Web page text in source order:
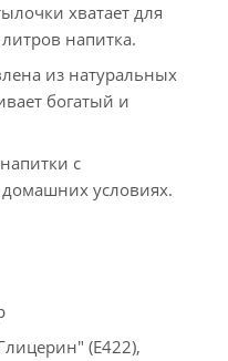
хватает для
напитка.
из натуральных
богатый и
с
условиях.
(Е422),